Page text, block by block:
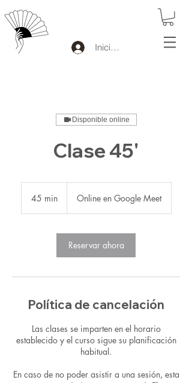
Iniciar sesión
Disponible online
Clase 45'
45 min4
m
n
Online en Google Meet
Reservar ahora
Política de cancelación
Las clases se imparten en el horario
establecido y el curso sigue su planificación
habitual.
En caso de no poder asistir a una sesión, esta